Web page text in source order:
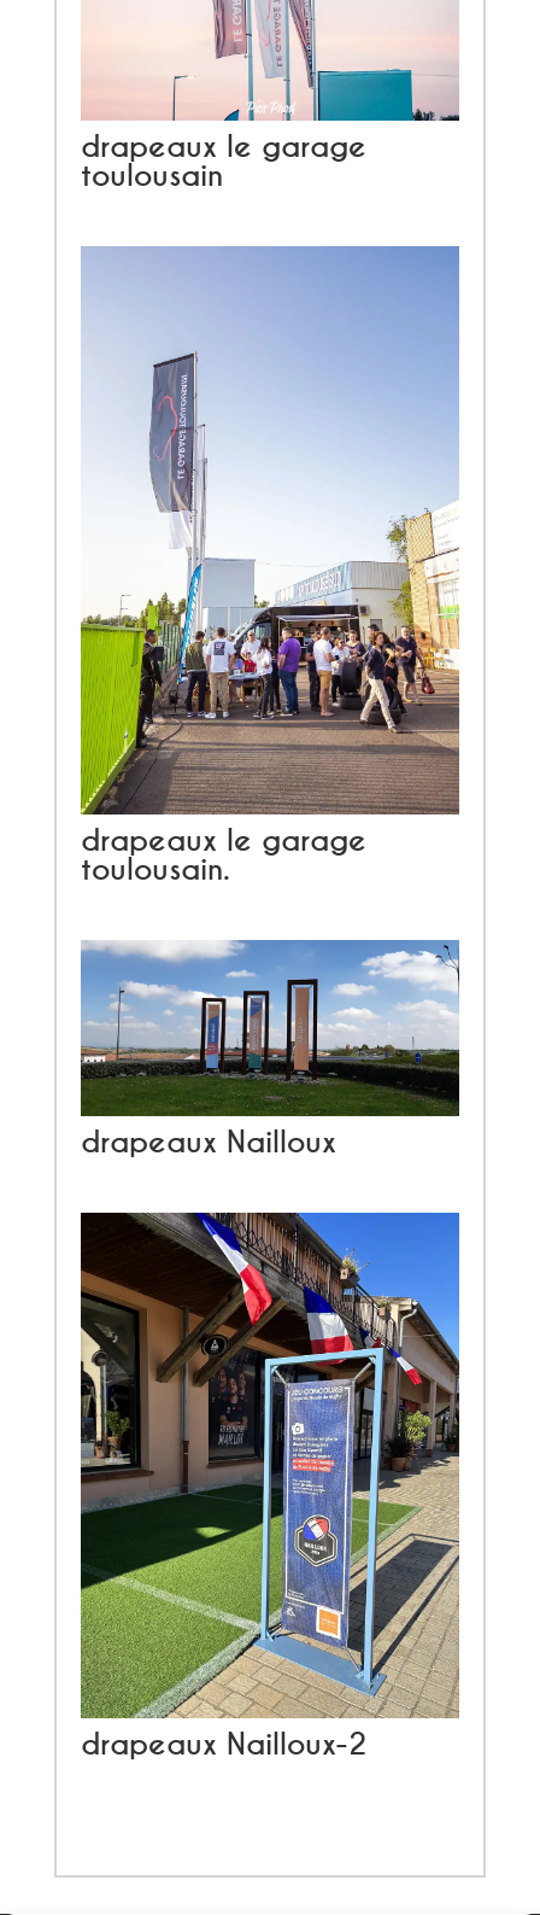
drapeaux le garage
toulousain
drapeaux le garage
toulousain.
drapeaux Nailloux
drapeaux Nailloux-2